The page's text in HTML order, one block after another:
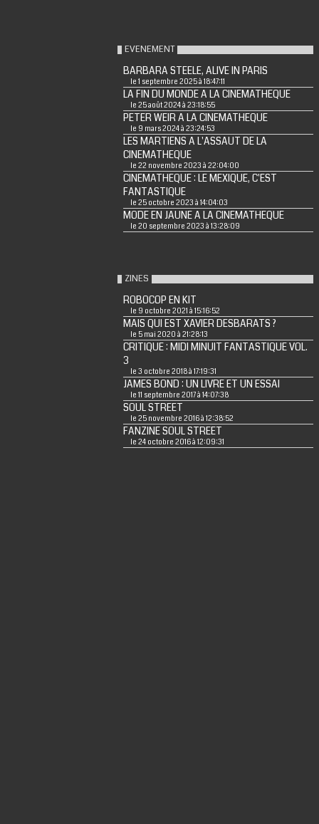
EVENEMENT
BARBARA STEELE, ALIVE IN PARIS
le 1 septembre 2025 à 18:47:11
LA FIN DU MONDE A LA CINEMATHEQUE
le 25 août 2024 à 23:18:55
PETER WEIR A LA CINEMATHEQUE
le 9 mars 2024 à 23:24:53
LES MARTIENS A L'ASSAUT DE LA
CINEMATHEQUE
le 22 novembre 2023 à 22:04:00
CINEMATHEQUE : LE MEXIQUE, C'EST
FANTASTIQUE
le 25 octobre 2023 à 14:04:03
MODE EN JAUNE A LA CINEMATHEQUE
le 20 septembre 2023 à 13:28:09
ZINES
ROBOCOP EN KIT
le 9 octobre 2021 à 15:16:52
MAIS QUI EST XAVIER DESBARATS ?
le 5 mai 2020 à 21:28:13
CRITIQUE : MIDI MINUIT FANTASTIQUE VOL.
3
le 3 octobre 2018 à 17:19:31
JAMES BOND : UN LIVRE ET UN ESSAI
le 11 septembre 2017 à 14:07:38
SOUL STREET
le 25 novembre 2016 à 12:38:52
FANZINE SOUL STREET
le 24 octobre 2016 à 12:09:31